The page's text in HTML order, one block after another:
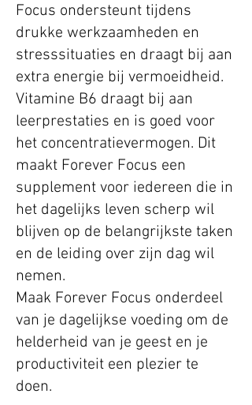
Focus ondersteunt tijdens
drukke werkzaamheden en
stresssituaties en draagt bij aan
extra energie bij vermoeidheid.
Vitamine B6 draagt bij aan
leerprestaties en is goed voor
het concentratievermogen. Dit
maakt Forever Focus een
supplement voor iedereen die in
het dagelijks leven scherp wil
blijven op de belangrijkste taken
en de leiding over zijn dag wil
nemen.
Maak Forever Focus onderdeel
van je dagelijkse voeding om de
helderheid van je geest en je
productiviteit een plezier te
doen.